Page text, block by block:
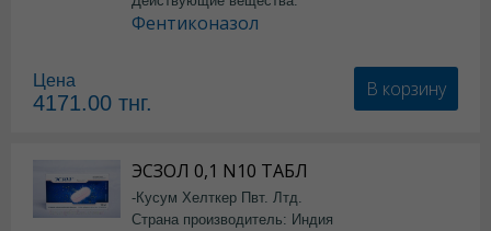
Фентиконазол
Цена
4171.00 тнг.
В корзину
ЭСЗОЛ 0,1 N10 ТАБЛ
-Кусум Хелткер Пвт. Лтд.
Страна производитель: Индия